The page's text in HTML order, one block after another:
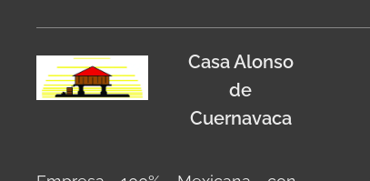
Casa Alonso
de
Cuernavaca